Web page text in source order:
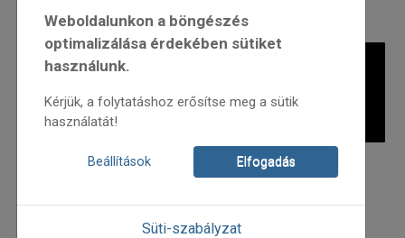
A diplomakoncertek 9:00-20:00 ig tartanak.
Weboldalunkon a böngészés
optimalizálása érdekében sütiket
használunk.
Kérjük, a folytatáshoz erősítse meg a sütik
használatát!
Beállítások Elfogadás
Süti-szabályzat